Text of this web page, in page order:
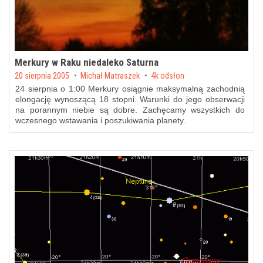
Merkury w Raku niedaleko Saturna
Posted on
20 sierpnia 2005 byMichał Matraszek 4k odsłon
24 sierpnia o 1:00 Merkury osiągnie maksymalną zachodnią
elongację wynoszącą 18 stopni. Warunki do jego obserwacji
na porannym niebie są dobre. Zachęcamy wszystkich do
wczesnego wstawania i poszukiwania planety.